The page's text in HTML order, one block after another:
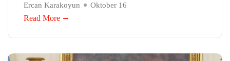
Ercan Karakoyun Oktober 16
Read More